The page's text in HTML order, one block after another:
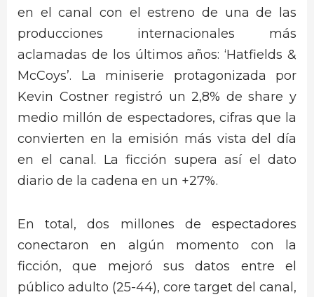
en el canal con el estreno de una de las
producciones internacionales más
aclamadas de los últimos años: ‘Hatfields &
McCoys’. La miniserie protagonizada por
Kevin Costner registró un 2,8% de share y
medio millón de espectadores, cifras que la
convierten en la emisión más vista del día
en el canal. La ficción supera así el dato
diario de la cadena en un +27%.
En total, dos millones de espectadores
conectaron en algún momento con la
ficción, que mejoró sus datos entre el
público adulto (25-44), core target del canal,